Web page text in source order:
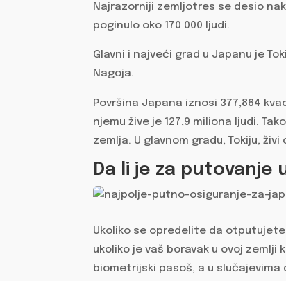
Najrazorniji zemljotres se desio
poginulo oko 170 000 ljudi.
Glavni i najveći grad u Japanu je
Nagoja.
Površina Japana iznosi 377,864
njemu žive je 127,9 miliona ljudi.
zemlja. U glavnom gradu, Tokiju,
Da li je za putovanje
Ukoliko se opredelite da
ukoliko je vaš boravak u ovoj
biometrijski pasoš, a u